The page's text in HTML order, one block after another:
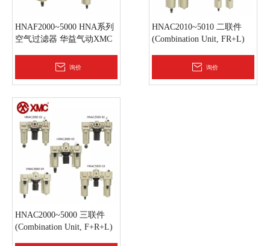
HNAF2000~5000 HNA系列
空气过滤器 华益气动XMC
询价
HNAC2010~5010 二联件
(Combination Unit, FR+L)
元件 华益气动XMC
询价
HNAC2000~5000 三联件
(Combination Unit, F+R+L)